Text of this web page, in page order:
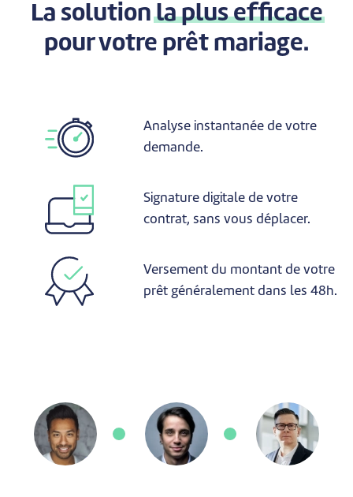
La solutionla plus efficace
pour votre prêt mariage.
Analyse instantanée de votre
demande.
Signature digitale de votre
contrat, sans vous déplacer.
Versement du montant de votre
prêt généralement dans les 48h.